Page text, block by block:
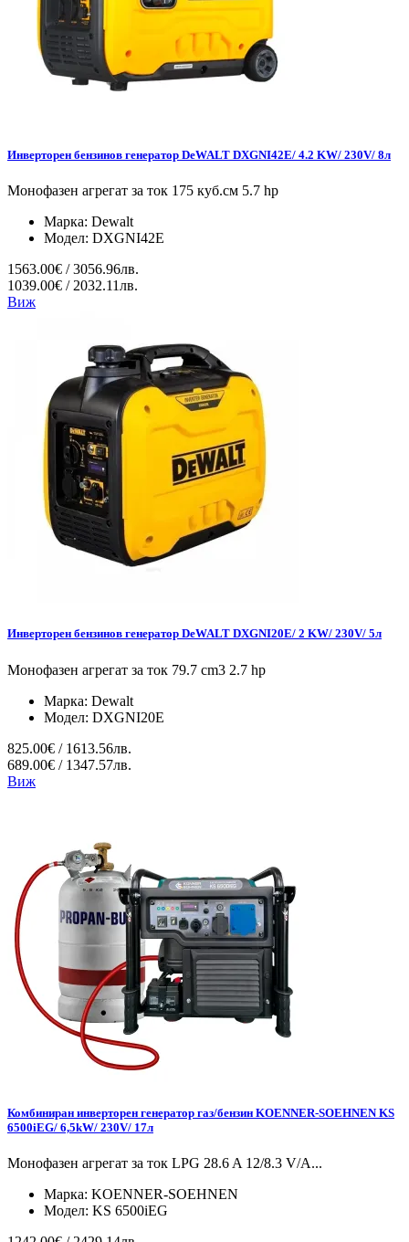
Инверторен бензинов генератор DeWALT DXGNI42E/ 4.2 KW/ 230V/ 8л
Монофазен агрегат за ток 175 куб.см 5.7 hp
Марка: Dewalt
Модел: DXGNI42E
1563.00€ / 3056.96лв.
1039.00€ / 2032.11лв.
Виж
Инверторен бензинов генератор DeWALT DXGNI20E/ 2 KW/ 230V/ 5л
Монофазен агрегат за ток 79.7 cm3 2.7 hp
Марка: Dewalt
Модел: DXGNI20E
825.00€ / 1613.56лв.
689.00€ / 1347.57лв.
Виж
Комбиниран инверторен генератор газ/бензин KOENNER-SOEHNEN KS
6500iEG/ 6,5kW/ 230V/ 17л
Монофазен агрегат за ток LPG 28.6 A 12/8.3 V/А...
Марка: KOENNER-SOEHNEN
Модел: KS 6500iEG